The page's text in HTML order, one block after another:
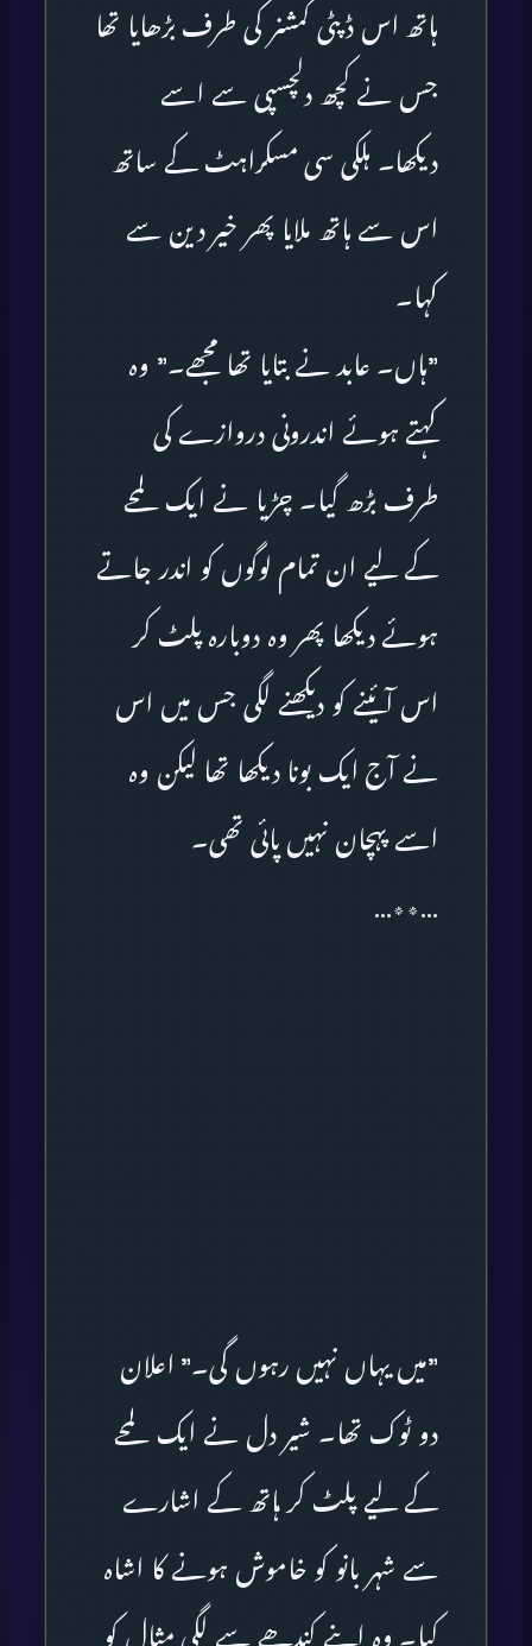
ہاتھ اس ڈپٹی کمشنر کی طرف بڑھایا تھا
جس نے کچھ دلچسپی سے اسے
دیکھا۔ ہلکی سی مسکراہٹ کے ساتھ
اس سے ہاتھ ملایا پھر خیر دین سے
کہا۔
”ہاں۔ عابد نے بتایا تھا مجھے۔” وہ
کہتے ہوئے اندرونی دروازے کی
طرف بڑھ گیا۔ چڑیا نے ایک لمحے
کے لیے ان تمام لوگوں کو اندر جاتے
ہوئے دیکھا پھر وہ دوبارہ پلٹ کر
اس آئینے کو دیکھنے لگی جس میں اس
نے آج ایک بونا دیکھا تھا لیکن وہ
اسے پہچان نہیں پائی تھی۔
…٭٭…
”میں یہاں نہیں رہوں گی۔” اعلان
دو ٹوک تھا۔ شیر دل نے ایک لمحے
کے لیے پلٹ کر ہاتھ کے اشارے
سے شہر بانو کو خاموش ہونے کا اشاہ
کیا۔ وہ اپنے کندھے سے لگی مثال کو